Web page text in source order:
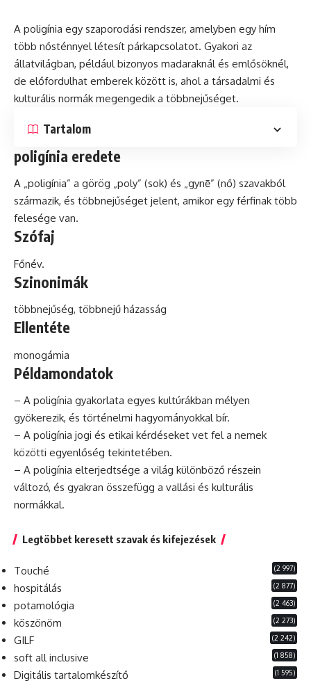
A poligínia egy szaporodási rendszer, amelyben egy hím
több nősténnyel létesít párkapcsolatot. Gyakori az
állatvilágban, például bizonyos madaraknál és emlősöknél,
de előfordulhat emberek között is, ahol a társadalmi és
kulturális normák megengedik a többnejűséget.
Tartalom
poligínia eredete
A „poligínia” a görög „poly” (sok) és „gynē” (nő) szavakból
származik, és többnejűséget jelent, amikor egy férfinak több
felesége van.
Szófaj
Főnév.
Szinonimák
többnejűség, többnejű házasság
Ellentéte
monogámia
Példamondatok
– A poligínia gyakorlata egyes kultúrákban mélyen
gyökerezik, és történelmi hagyományokkal bír.
– A poligínia jogi és etikai kérdéseket vet fel a nemek
közötti egyenlőség tekintetében.
– A poligínia elterjedtsége a világ különböző részein
változó, és gyakran összefügg a vallási és kulturális
normákkal.
Legtöbbet keresett szavak és kifejezések
Touché (2 997)
hospitálás (2 877)
potamológia (2 463)
köszönöm (2 273)
GILF (2 242)
soft all inclusive (1 858)
Digitális tartalomkészítő (1 595)